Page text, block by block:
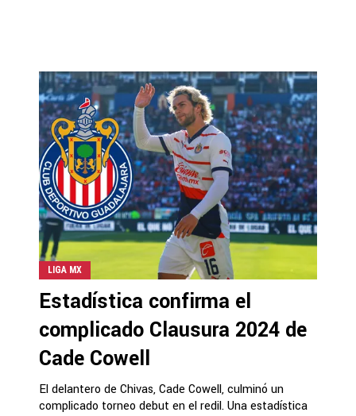
LIGA MX
Estadística confirma el
complicado Clausura 2024 de
Cade Cowell
El delantero de Chivas, Cade Cowell, culminó un
complicado torneo debut en el redil. Una estadística